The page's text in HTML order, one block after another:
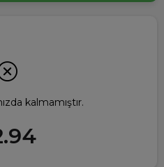
kalmamıştır.